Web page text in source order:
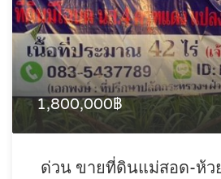
1,800,000฿
ด่วน ขายที่ดินแม่สอด-ห้ว